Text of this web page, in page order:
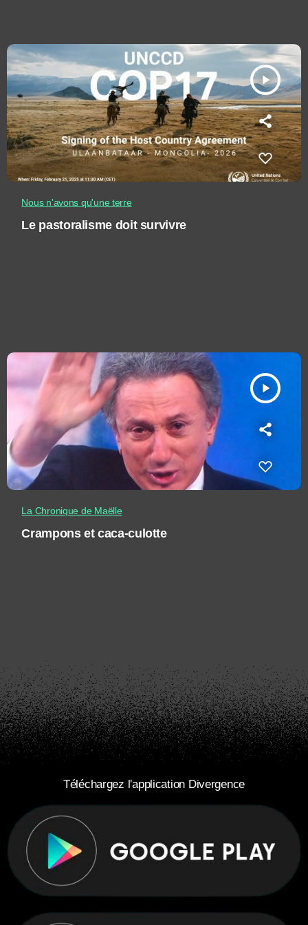
play_arrow
Nous n'avons qu'une terre
Le pastoralisme doit survivre
play_arrow
La Chronique de Maëlle
Crampons et caca-culotte
Téléchargez l'application Divergence